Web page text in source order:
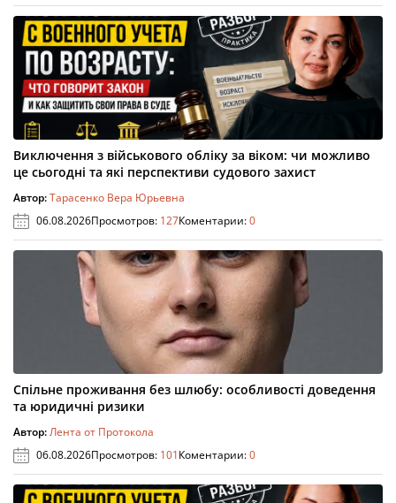
Виключення з військового обліку за віком: чи можливо
це сьогодні та які перспективи судового захист
Автор:Тарасенко Вера Юрьевна
06.08.2026Просмотров: 127Коментарии:0
Спільне проживання без шлюбу: особливості доведення
та юридичні ризики
Автор:Лента от Протокола
06.08.2026Просмотров: 101Коментарии:0